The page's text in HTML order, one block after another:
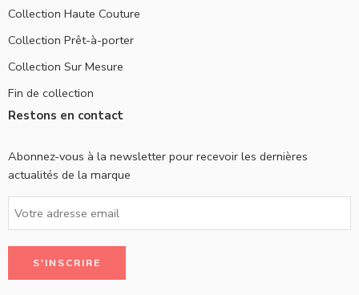
Collection Haute Couture
Collection Prêt-à-porter
Collection Sur Mesure
Fin de collection
Restons en contact
Abonnez-vous à la newsletter pour recevoir les dernières
actualités de la marque